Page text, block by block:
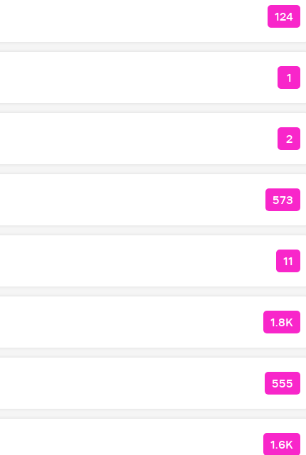
124
1
2
573
11
1.8K
555
1.6K